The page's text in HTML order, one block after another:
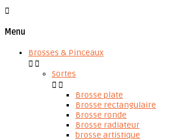

Menu
Brosses & Pinceaux
 
Sortes
 
Brosse plate
Brosse rectangulaire
Brosse ronde
Brosse radiateur
brosse artistique